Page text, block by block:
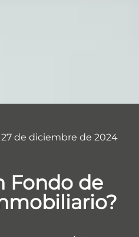
27 de diciembre de 2024
Fondo de